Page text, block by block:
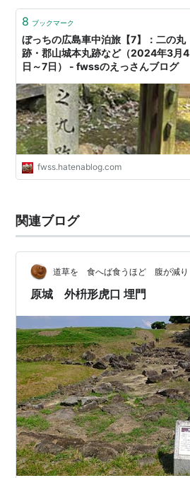
8 ブックマーク
ぼっちの広島車中泊旅【7】：二の丸
跡・郡山城本丸跡など（2024年3月4
日～7日） - fwssのえっさんブログ
fwss.hatenablog.com
関連ブログ
道草を 食へば食うほど 腹が減り
原城 外枡形虎口 埋門